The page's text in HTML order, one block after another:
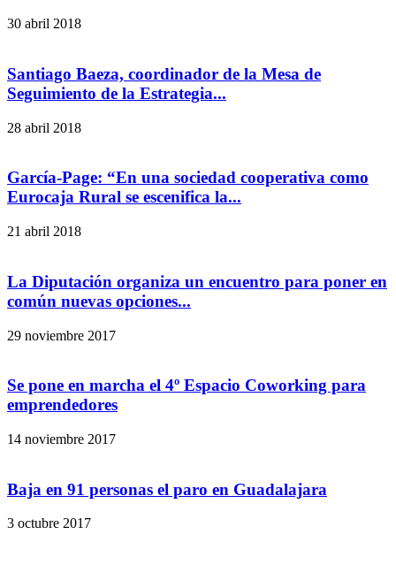
30 abril 2018
Santiago Baeza, coordinador de la Mesa de
Seguimiento de la Estrategia...
28 abril 2018
García-Page: “En una sociedad cooperativa como
Eurocaja Rural se escenifica la...
21 abril 2018
La Diputación organiza un encuentro para poner en
común nuevas opciones...
29 noviembre 2017
Se pone en marcha el 4º Espacio Coworking para
emprendedores
14 noviembre 2017
Baja en 91 personas el paro en Guadalajara
3 octubre 2017